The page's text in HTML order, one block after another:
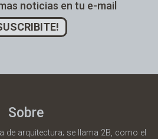
noticias en tu e-mail
Sobre
de arquitectura; se llama 2B, como el